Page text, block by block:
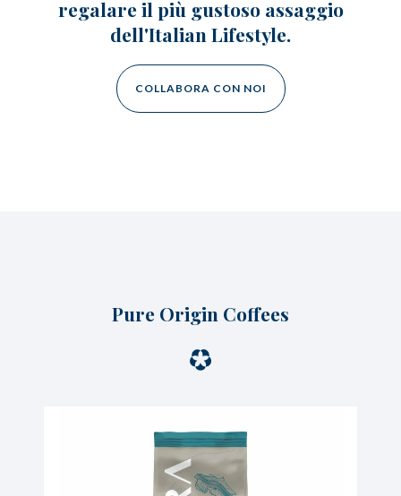
regalare il più gustoso assaggio
dell'Italian Lifestyle.
COLLABORA CON NOI
Pure Origin Coffees